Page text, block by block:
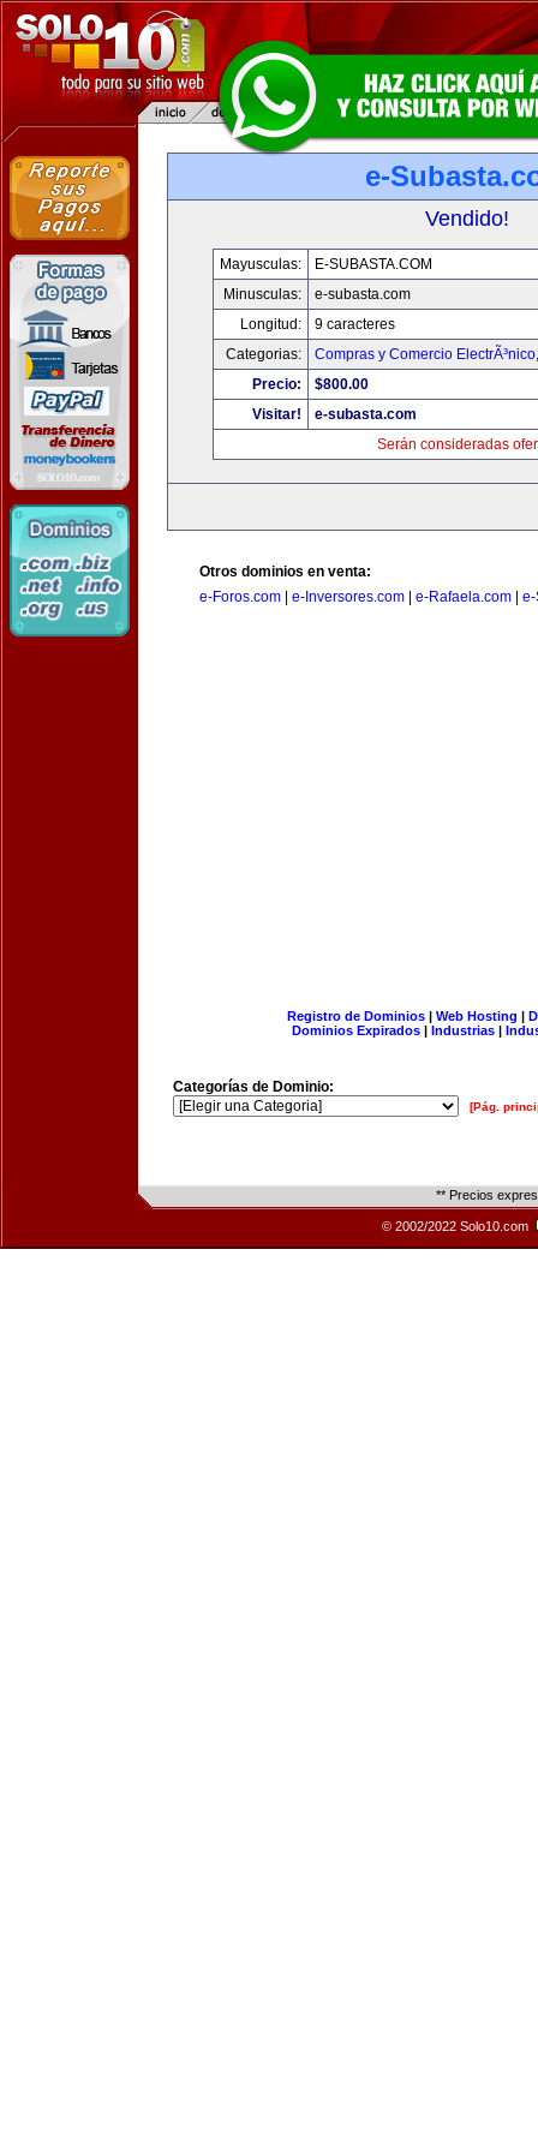
e-
Vendido!
Mayusculas:
E-SUBASTA.COM
Minusculas:
e-subasta.com
Longitud:
9 caracteres
Categorias:
Compras y Comercio ElectrÃ³nico
Precio:
$800.00
Visitar!
e-subasta.com
Serán consideradas
Otros dominios en venta:
e-Foros.com
e-Inversores.com e-Rafaela.com e-
Registro de Dominios| Web Hosting |
Dominios Expirados | Industrias |
Categorías de Dominio:
[Pág.
** Precios
© 2002/2022 Solo10.com